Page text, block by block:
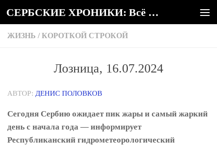
Под записью СЕРБСКИЕ ХРОНИКИ: Всё о Сербии
ЖИЗНЬ / КОРОТКОЙ СТРОКОЙ
Лозница, 16.07.2024
АВТОР: ДЕНИС ПОЛОВКОВ
Сегодня Сербию ожидает пик жары и самый жаркий
день с начала года — информирует
Республиканский гидрометеорологический